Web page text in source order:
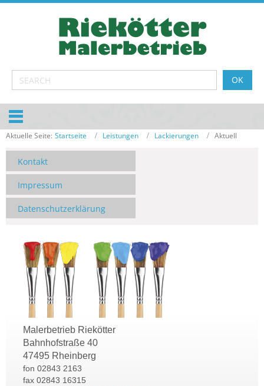
Aktuelle Seite: Startseite Leistungen Lackierungen Aktuell
Kontakt
Impressum
Datenschutzerklärung
Malerbetrieb Riekötter
Bahnhofstraße 40
47495 Rheinberg
fon 02843 2163
fax 02843 16315